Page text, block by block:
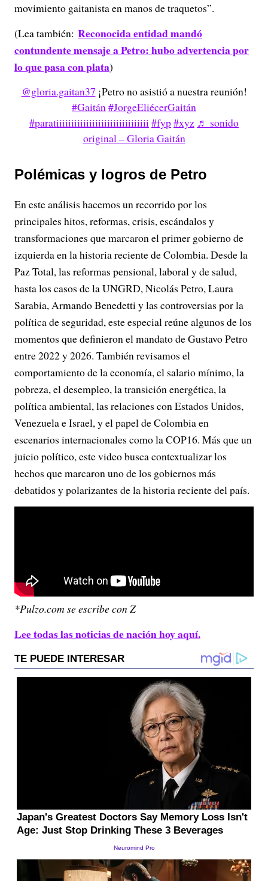
movimiento gaitanista en manos de traquetos”.
(Lea también: Reconocida entidad mandó
contundente mensaje a Petro: hubo advertencia por
lo que pasa con plata)
@gloria.gaitan37 ¡Petro no asistió a nuestra reunión!
#Gaitán#JorgeEliécerGaitán
#paratiiiiiiiiiiiiiiiiiiiiiiiiiiiiiii#fyp#xyz ♬ sonido
original – Gloria Gaitán
Polémicas y logros de Petro
En este análisis hacemos un recorrido por los
principales hitos, reformas, crisis, escándalos y
transformaciones que marcaron el primer gobierno de
izquierda en la historia reciente de Colombia. Desde la
Paz Total, las reformas pensional, laboral y de salud,
hasta los casos de la UNGRD, Nicolás Petro, Laura
Sarabia, Armando Benedetti y las controversias por la
política de seguridad, este especial reúne algunos de los
momentos que definieron el mandato de Gustavo Petro
entre 2022 y 2026. También revisamos el
comportamiento de la economía, el salario mínimo, la
pobreza, el desempleo, la transición energética, la
política ambiental, las relaciones con Estados Unidos,
Venezuela e Israel, y el papel de Colombia en
escenarios internacionales como la COP16. Más que un
juicio político, este video busca contextualizar los
hechos que marcaron uno de los gobiernos más
debatidos y polarizantes de la historia reciente del país.
*Pulzo.com se escribe con Z
Lee todas las noticias de nación hoy aquí.